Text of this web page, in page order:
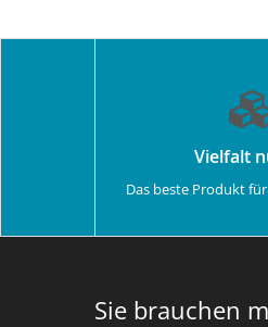
Vielfalt
Das beste Produkt
Sie brauchen